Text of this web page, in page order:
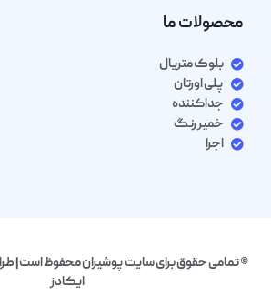
محصولات ما
بلوک متریال
پلی اورتان
جداکننده
خمیر رنگ
اجرا
© تمامی حقوق برای سایت پوشیران محفوظ است|
ایکادز